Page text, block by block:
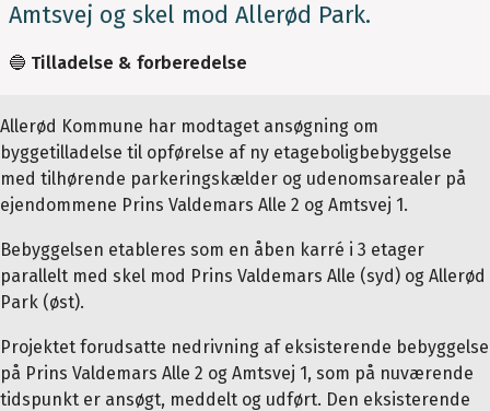
Amtsvej og skel mod Allerød Park.
🔵 Tilladelse & forberedelse
Allerød Kommune har modtaget ansøgning om
byggetilladelse til opførelse af ny etageboligbebyggelse
med tilhørende parkeringskælder og udenomsarealer på
ejendommene Prins Valdemars Alle 2 og Amtsvej 1.
Bebyggelsen etableres som en åben karré i 3 etager
parallelt med skel mod Prins Valdemars Alle (syd) og Allerød
Park (øst).
Projektet forudsatte nedrivning af eksisterende bebyggelse
på Prins Valdemars Alle 2 og Amtsvej 1, som på nuværende
tidspunkt er ansøgt, meddelt og udført. Den eksisterende